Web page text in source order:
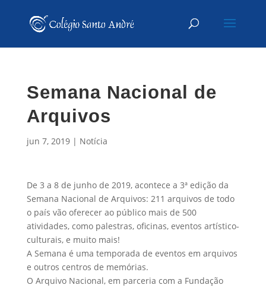
Semana Nacional de
Arquivos
jun 7, 2019| Notícia
De 3 a 8 de junho de 2019, acontece a 3ª edição da
Semana Nacional de Arquivos: 211 arquivos de todo
o país vão oferecer ao público mais de 500
atividades, como palestras, oficinas, eventos artístico-
culturais, e muito mais!
A Semana é uma temporada de eventos em arquivos
e outros centros de memórias.
O Arquivo Nacional, em parceria com a Fundação